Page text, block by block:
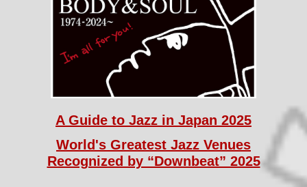
A Guide to Jazz in Japan 2025
World's Greatest Jazz Venues
Recognized by “Downbeat” 2025